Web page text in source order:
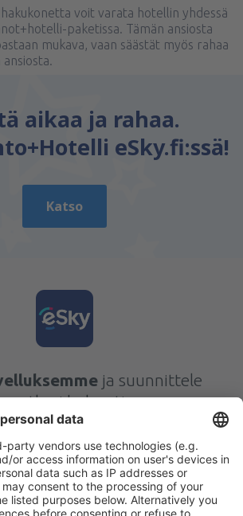
voit varata hotellin yhdessä
paketissa. Tämän ansiosta
mukava, vaan säästät myös rahaa
aikaa ja rahaa.
eSky.fi:ssä!
Katso
ja suunnittele
matkasi helposti